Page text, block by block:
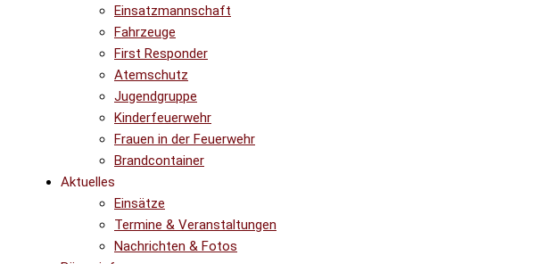
Einsatzmannschaft
Fahrzeuge
First Responder
Atemschutz
Jugendgruppe
Kinderfeuerwehr
Frauen in der Feuerwehr
Brandcontainer
Aktuelles
Einsätze
Termine & Veranstaltungen
Nachrichten & Fotos